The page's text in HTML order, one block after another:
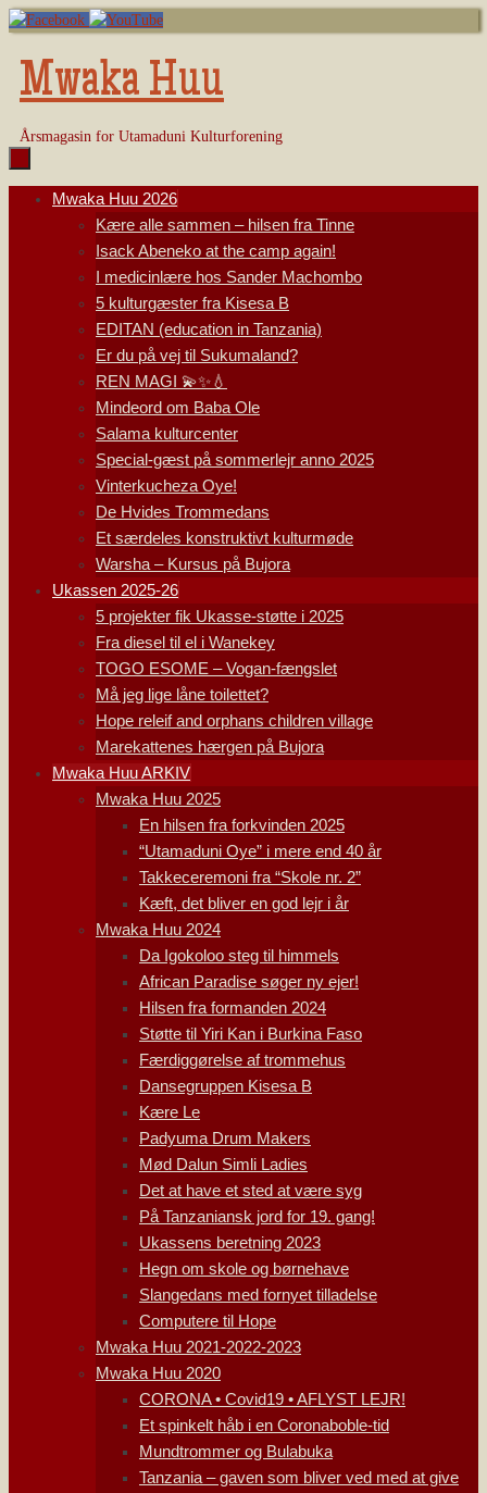
Skip
content
Mwaka Huu
Årsmagasin for Utamaduni Kulturforening
Mwaka Huu 2026
Kære alle sammen – hilsen fra Tinne
Isack Abeneko at the camp again!
I medicinlære hos Sander Machombo
5 kulturgæster fra Kisesa B
EDITAN (education in Tanzania)
Er du på vej til Sukumaland?
REN MAGI 💫✨💧
Mindeord om Baba Ole
Salama kulturcenter
Special-gæst på sommerlejr anno 2025
Vinterkucheza Oye!
De Hvides Trommedans
Et særdeles konstruktivt kulturmøde
Warsha – Kursus på Bujora
Ukassen 2025-26
5 projekter fik Ukasse-støtte i 2025
Fra diesel til el i Wanekey
TOGO ESOME – Vogan-fængslet
Må jeg lige låne toilettet?
Hope releif and orphans children village
Marekattenes hærgen på Bujora
Mwaka Huu ARKIV
Mwaka Huu 2025
En hilsen fra forkvinden 2025
“Utamaduni Oye” i mere end 40 år
Takkeceremoni fra “Skole nr. 2”
Kæft, det bliver en god lejr i år
Mwaka Huu 2024
Da Igokoloo steg til himmels
African Paradise søger ny ejer!
Hilsen fra formanden 2024
Støtte til Yiri Kan i Burkina Faso
Færdiggørelse af trommehus
Dansegruppen Kisesa B
Kære Le
Padyuma Drum Makers
Mød Dalun Simli Ladies
Det at have et sted at være syg
På Tanzaniansk jord for 19. gang!
Ukassens beretning 2023
Hegn om skole og børnehave
Slangedans med fornyet tilladelse
Computere til Hope
Mwaka Huu 2021-2022-2023
Mwaka Huu 2020
CORONA • Covid19 • AFLYST LEJR!
Et spinkelt håb i en Coronaboble-tid
Mundtrommer og Bulabuka
Tanzania – gaven som bliver ved med at give